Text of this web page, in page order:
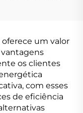
um valor
os clientes
com esses
de eficiência